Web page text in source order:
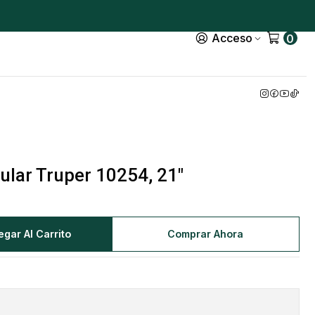
Acceso 0
Truper 10254, 21"
Al Carrito Comprar Ahora